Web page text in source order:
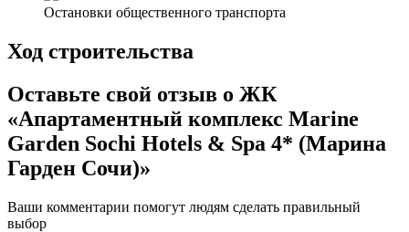
Остановки общественного транспорта
Ход строительства
Оставьте свой отзыв о ЖК
«Апартаментный комплекс Marine
Garden Sochi Hotels & Spa 4* (Марина
Гарден Сочи)»
Ваши комментарии помогут людям сделать правильный
выбор